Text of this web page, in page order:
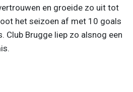
en groeide zo uit tot
het seizoen af met 10 goals
Club Brugge liep zo alsnog een